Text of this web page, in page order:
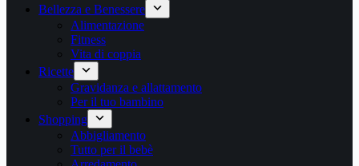
Bellezza e Benessere
Alimentazione
Fitness
Vita di coppia
Ricette
Gravidanza e allattamento
Per il tuo bambino
Shopping
Abbigliamento
Tutto per il bebè